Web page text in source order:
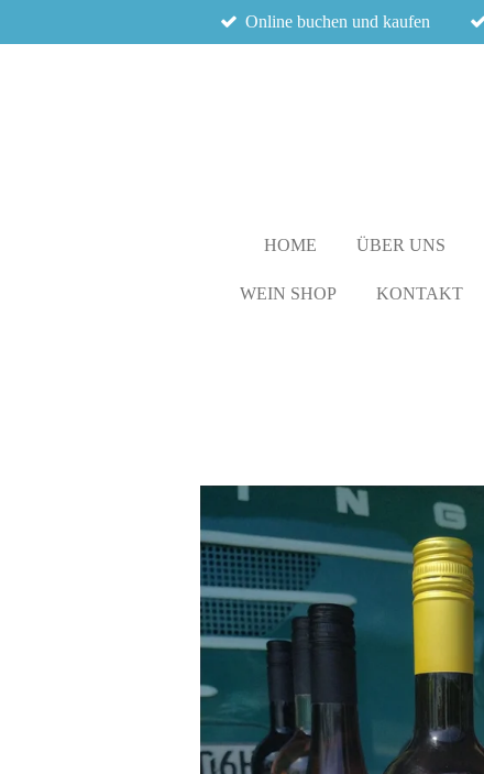
Hauptinhalt
Online buchen und kaufen
HOME ÜBER UNS
WEIN SHOP KONTAKT